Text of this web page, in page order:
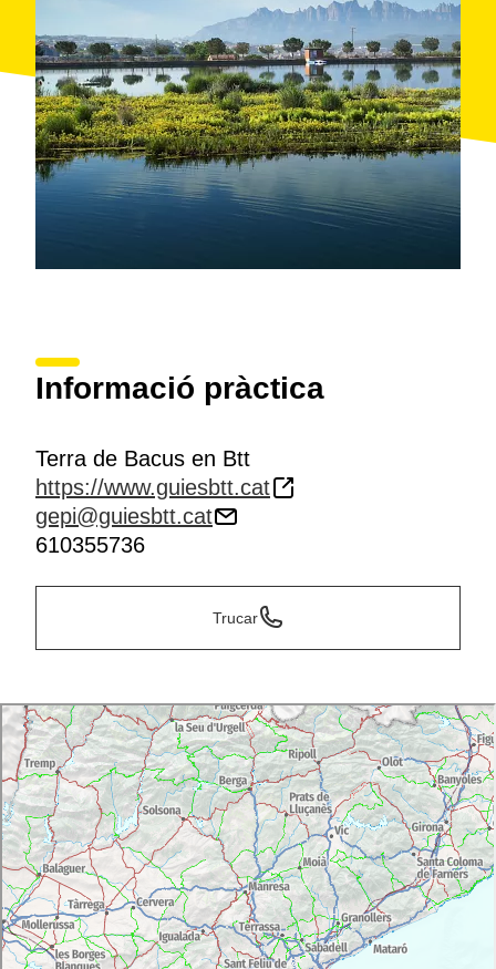
Informació pràctica
Terra de Bacus en Btt
https://www.guiesbtt.cat
gepi@guiesbtt.cat
610355736
Trucar